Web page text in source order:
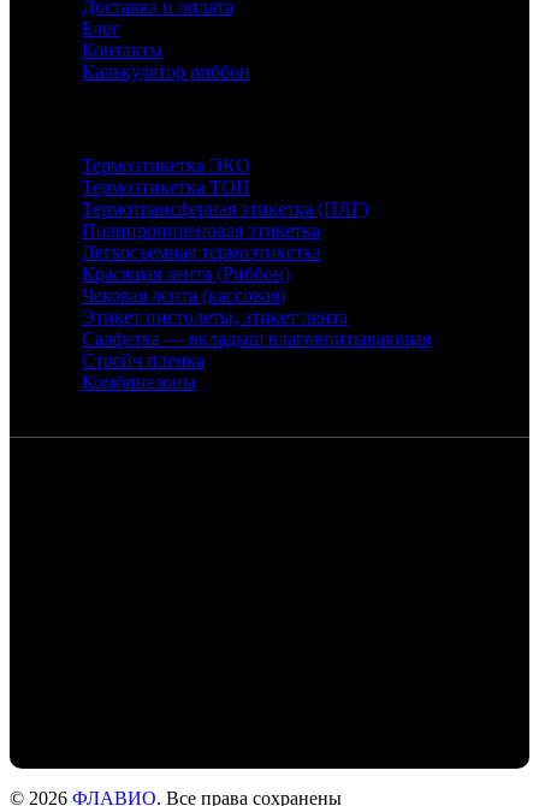
Доставка и оплата
Блог
Контакты
Калькулятор риббон
Термоэтикетка ЭКО
Термоэтикетка ТОП
Термотрансферная этикетка (ПЛГ)
Полипропиленовая этикетка
Легкосъемная термоэтикетка
Красящая лента (Риббон)
Чековая лента (кассовая)
Этикет пистолеты, этикет лента
Салфетка — вкладыш влаговпитывающая
Стрейч пленка
Комбинезоны
© 2026 ФЛАВИО. Все права сохранены